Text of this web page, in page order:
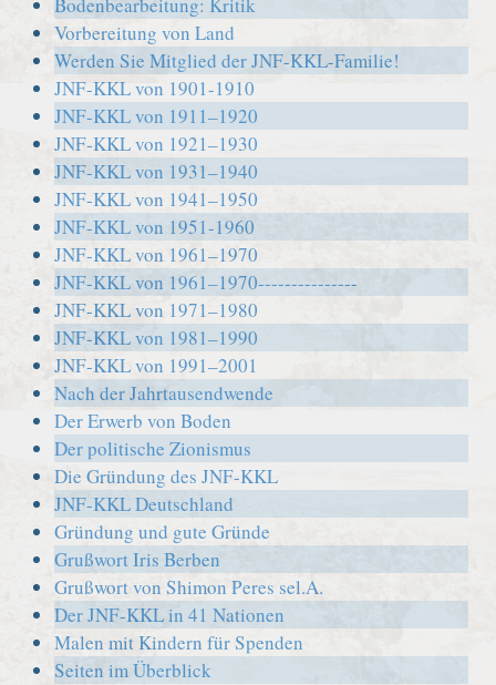
Vorbereitung von Land
Werden Sie Mitglied der JNF-KKL-Familie!
JNF-KKL von 1901-1910
JNF-KKL von 1911–1920
JNF-KKL von 1921–1930
JNF-KKL von 1931–1940
JNF-KKL von 1941–1950
JNF-KKL von 1951-1960
JNF-KKL von 1961–1970
JNF-KKL von 1961–1970---------------
JNF-KKL von 1971–1980
JNF-KKL von 1981–1990
JNF-KKL von 1991–2001
Nach der Jahrtausendwende
Der Erwerb von Boden
Der politische Zionismus
Die Gründung des JNF-KKL
JNF-KKL Deutschland
Gründung und gute Gründe
Grußwort Iris Berben
Grußwort von Shimon Peres sel.A.
Der JNF-KKL in 41 Nationen
Malen mit Kindern für Spenden
Seiten im Überblick